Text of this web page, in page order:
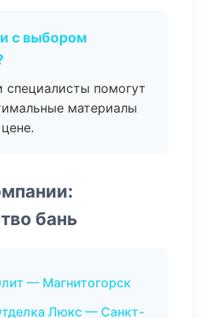
с выбором
специалисты помогут
материалы
бань
— Магнитогорск
Люкс — Санкт-